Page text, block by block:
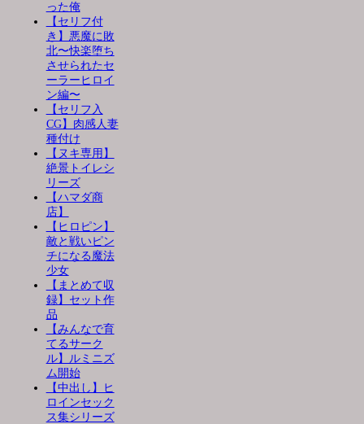
った俺
【セリフ付
き】悪魔に敗
北〜快楽堕ち
させられたセ
ーラーヒロイ
ン編〜
【セリフ入
CG】肉感人妻
種付け
【ヌキ専用】
絶景トイレシ
リーズ
【ハマダ商
店】
【ヒロピン】
敵と戦いピン
チになる魔法
少女
【まとめて収
録】セット作
品
【みんなで育
てるサーク
ル】ルミニズ
ム開始
【中出し】ヒ
ロインセック
ス集シリーズ